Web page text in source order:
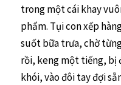
trong một cái khay
phẩm. Tụi con xếp
suốt bữa trưa, chờ
rồi, keng một tiếng, bị
khói, vào đôi tay đợi